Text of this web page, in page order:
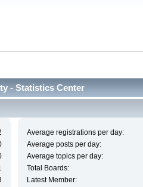
- Statistics Center
Average registrations per day:
Average posts per day:
Average topics per day:
Total Boards:
Latest Member: